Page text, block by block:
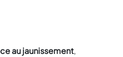
au jaunissement,